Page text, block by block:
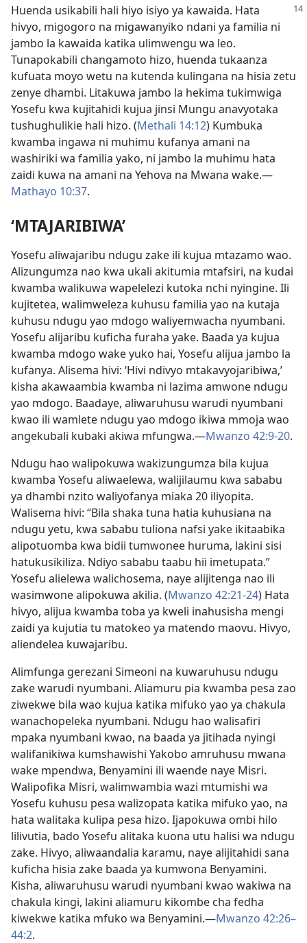
Huenda usikabili hali hiyo isiyo ya kawaida. Hata
hivyo, migogoro na migawanyiko ndani ya familia ni
jambo la kawaida katika ulimwengu wa leo.
Tunapokabili changamoto hizo, huenda tukaanza
kufuata moyo wetu na kutenda kulingana na hisia zetu
zenye dhambi. Litakuwa jambo la hekima tukimwiga
Yosefu kwa kujitahidi kujua jinsi Mungu anavyotaka
tushughulikie hali hizo. (Methali 14:12) Kumbuka
kwamba ingawa ni muhimu kufanya amani na
washiriki wa familia yako, ni jambo la muhimu hata
zaidi kuwa na amani na Yehova na Mwana wake.—
Mathayo 10:37.
‘MTAJARIBIWA’
Yosefu aliwajaribu ndugu zake ili kujua mtazamo wao.
Alizungumza nao kwa ukali akitumia mtafsiri, na kudai
kwamba walikuwa wapelelezi kutoka nchi nyingine. Ili
kujitetea, walimweleza kuhusu familia yao na kutaja
kuhusu ndugu yao mdogo waliyemwacha nyumbani.
Yosefu alijaribu kuficha furaha yake. Baada ya kujua
kwamba mdogo wake yuko hai, Yosefu alijua jambo la
kufanya. Alisema hivi: ‘Hivi ndivyo mtakavyojaribiwa,’
kisha akawaambia kwamba ni lazima amwone ndugu
yao mdogo. Baadaye, aliwaruhusu warudi nyumbani
kwao ili wamlete ndugu yao mdogo ikiwa mmoja wao
angekubali kubaki akiwa mfungwa.—Mwanzo 42:9-20.
Ndugu hao walipokuwa wakizungumza bila kujua
kwamba Yosefu aliwaelewa, walijilaumu kwa sababu
ya dhambi nzito waliyofanya miaka 20 iliyopita.
Walisema hivi: “Bila shaka tuna hatia kuhusiana na
ndugu yetu, kwa sababu tuliona nafsi yake ikitaabika
alipotuomba kwa bidii tumwonee huruma, lakini sisi
hatukusikiliza. Ndiyo sababu taabu hii imetupata.”
Yosefu alielewa walichosema, naye alijitenga nao ili
wasimwone alipokuwa akilia. (Mwanzo 42:21-24) Hata
hivyo, alijua kwamba toba ya kweli inahusisha mengi
zaidi ya kujutia tu matokeo ya matendo maovu. Hivyo,
aliendelea kuwajaribu.
Alimfunga gerezani Simeoni na kuwaruhusu ndugu
zake warudi nyumbani. Aliamuru pia kwamba pesa zao
ziwekwe bila wao kujua katika mifuko yao ya chakula
wanachopeleka nyumbani. Ndugu hao walisafiri
mpaka nyumbani kwao, na baada ya jitihada nyingi
walifanikiwa kumshawishi Yakobo amruhusu mwana
wake mpendwa, Benyamini ili waende naye Misri.
Walipofika Misri, walimwambia wazi mtumishi wa
Yosefu kuhusu pesa walizopata katika mifuko yao, na
hata walitaka kulipa pesa hizo. Ijapokuwa ombi hilo
lilivutia, bado Yosefu alitaka kuona utu halisi wa ndugu
zake. Hivyo, aliwaandalia karamu, naye alijitahidi sana
kuficha hisia zake baada ya kumwona Benyamini.
Kisha, aliwaruhusu warudi nyumbani kwao wakiwa na
chakula kingi, lakini aliamuru kikombe cha fedha
kiwekwe katika mfuko wa Benyamini.—Mwanzo 42:26–
44:2.